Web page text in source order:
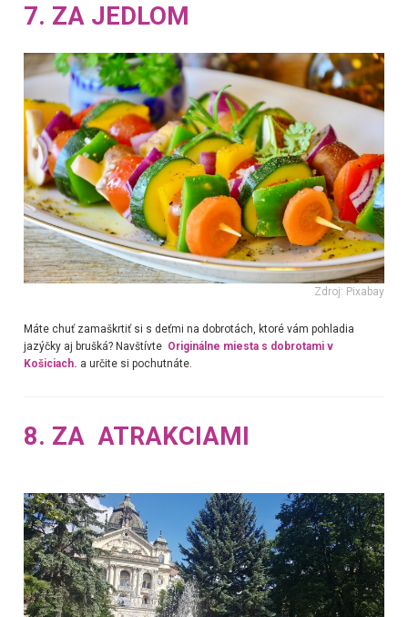
7. ZA JEDLOM
Zdroj: Pixabay
Máte chuť zamaškrtiť si s deťmi na dobrotách, ktoré vám pohladia
jazýčky aj brušká? Navštívte Originálne miesta s dobrotami v
Košiciach. a určite si pochutnáte.
8. ZA ATRAKCIAMI